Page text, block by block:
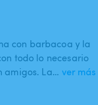
con barbacoa y la
todo lo necesario
amigos. La… ver más